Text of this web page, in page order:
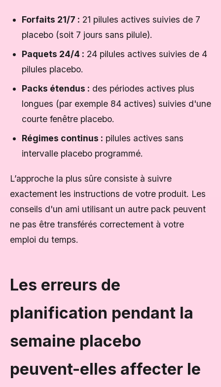
Forfaits 21/7 : 21 pilules actives suivies de 7
placebo (soit 7 jours sans pilule).
Paquets 24/4 : 24 pilules actives suivies de 4
pilules placebo.
Packs étendus : des périodes actives plus
longues (par exemple 84 actives) suivies d'une
courte fenêtre placebo.
Régimes continus : pilules actives sans
intervalle placebo programmé.
L’approche la plus sûre consiste à suivre
exactement les instructions de votre produit. Les
conseils d'un ami utilisant un autre pack peuvent
ne pas être transférés correctement à votre
emploi du temps.
Les erreurs de
planification pendant la
semaine placebo
peuvent-elles affecter le